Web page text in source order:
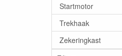
Startmotor
Trekhaak
Zekeringkast